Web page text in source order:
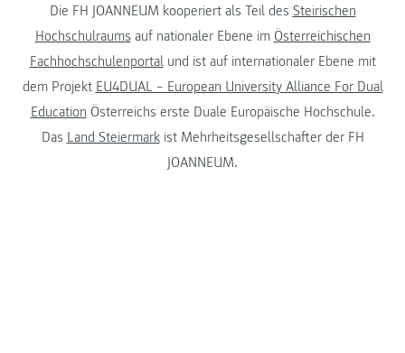
Die FH JOANNEUM kooperiert als Teil des Steirischen
Hochschulraums auf nationaler Ebene im Österreichischen
Fachhochschulenportalund ist auf internationaler Ebene mit
dem Projekt EU4DUAL – European University Alliance For Dual
Education Österreichs erste Duale Europäische Hochschule.
Das Land Steiermarkist Mehrheitsgesellschafter der FH
JOANNEUM.